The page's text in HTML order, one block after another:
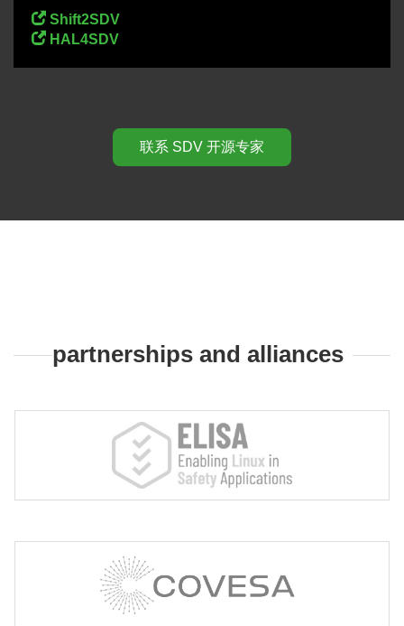
Shift2SDV
HAL4SDV
联系 SDV 开源专家
Open-source community partnerships and alliances